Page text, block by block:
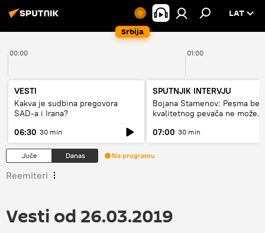
Srbija
LAT
00:00 01:00
VESTI
Kakva je sudbina pregovora
SAD-a i Irana?
06:30 30 min
SPUTNJIK INTERVJU
Bojana Stamenov: Pesma bez
kvalitetnog pevača ne može
07:00 30 min
Juče Danas Na programu
Reemiteri
Vesti od 26.03.2019